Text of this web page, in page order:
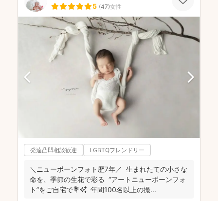
5 (47)女性
発達凸凹相談歓迎 LGBTQフレンドリー
＼ニューボーンフォト歴7年／ 生まれたての小さな
命を、季節の生花で彩る “アートニューボーンフォ
ト”をご自宅で💐✨ 年間100名以上の撮...